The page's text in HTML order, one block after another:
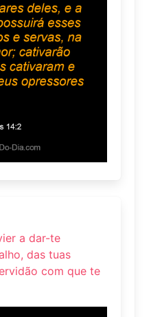
a dar-te
das tuas
com que te